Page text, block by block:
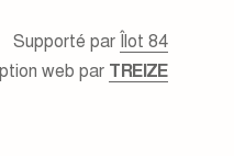
Supporté parÎlot 84
web par TREIZE